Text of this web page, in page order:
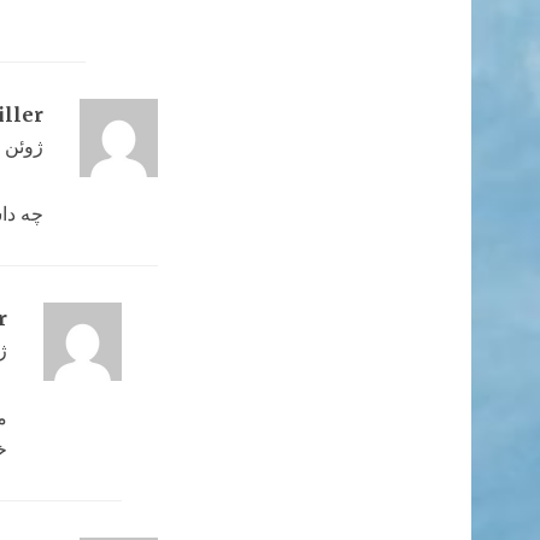
ژوئن 12, 2022 در 11:32 ق.ظ
چه